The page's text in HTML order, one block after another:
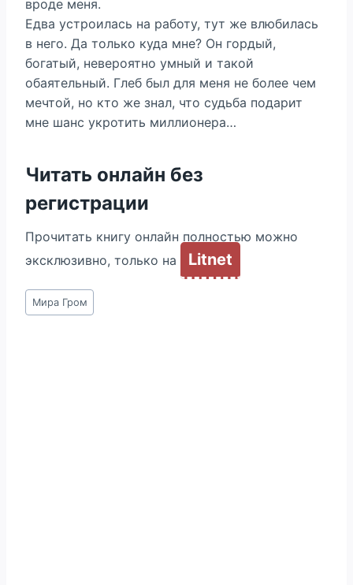
вроде меня.
Едва устроилась на работу, тут же влюбилась
в него. Да только куда мне? Он гордый,
богатый, невероятно умный и такой
обаятельный. Глеб был для меня не более чем
мечтой, но кто же знал, что судьба подарит
мне шанс укротить миллионера…
Читать онлайн без
регистрации
Прочитать книгу онлайн полностью можно
эксклюзивно, только на
Litnet
Метки
записи:
Мира Гром